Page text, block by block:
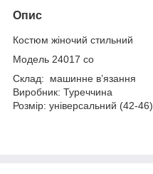
Опис
Костюм жіночий стильний
Модель 24017 со
Склад: машинне вʼязання
Виробник: Туреччина
Розмір: універсальний (42-46)